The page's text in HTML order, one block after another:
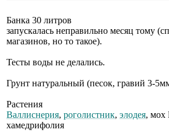
Банка 30 литров
запускалась неправильно месяц тому
магазинов, но то такое).
Тесты воды не делались.
Грунт натуральный (песок, гравий 3-
Растения
Валлиснерия, роголистник, элодея, мох
хамедрифолия